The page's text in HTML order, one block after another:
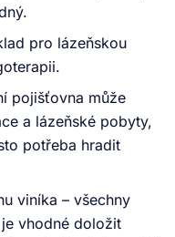
pro lázeňskou
pojišťovna může
a lázeňské pobyty,
potřeba hradit
viníka – všechny
vhodné doložit